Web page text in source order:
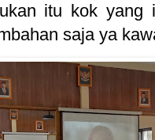
itu kok yang
saja ya